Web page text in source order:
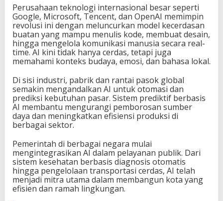
g
a
r
a
D
i
g
a
l
Perusahaan teknologi internasional besar seperti
Google, Microsoft, Tencent, dan OpenAI memimpin
revolusi ini dengan meluncurkan model kecerdasan
buatan yang mampu menulis kode, membuat desain,
hingga mengelola komunikasi manusia secara real-
time. AI kini tidak hanya cerdas, tetapi juga
memahami konteks budaya, emosi, dan bahasa lokal.
Di sisi industri, pabrik dan rantai pasok global
semakin mengandalkan AI untuk otomasi dan
prediksi kebutuhan pasar. Sistem prediktif berbasis
AI membantu mengurangi pemborosan sumber
daya dan meningkatkan efisiensi produksi di
berbagai sektor.
Pemerintah di berbagai negara mulai
mengintegrasikan AI dalam pelayanan publik. Dari
sistem kesehatan berbasis diagnosis otomatis
hingga pengelolaan transportasi cerdas, AI telah
menjadi mitra utama dalam membangun kota yang
efisien dan ramah lingkungan.